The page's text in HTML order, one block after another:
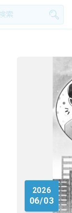
2026
06/03